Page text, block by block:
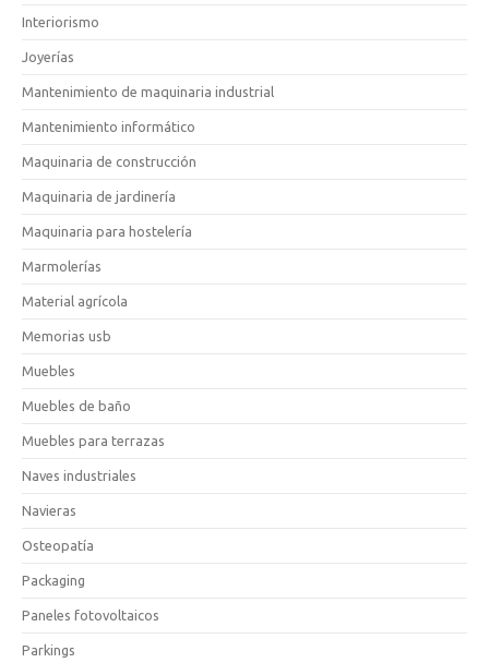
Interiorismo
Joyerías
Mantenimiento de maquinaria industrial
Mantenimiento informático
Maquinaria de construcción
Maquinaria de jardinería
Maquinaria para hostelería
Marmolerías
Material agrícola
Memorias usb
Muebles
Muebles de baño
Muebles para terrazas
Naves industriales
Navieras
Osteopatía
Packaging
Paneles fotovoltaicos
Parkings